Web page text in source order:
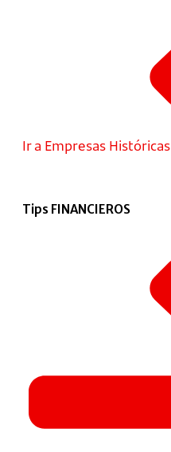
Ir a Empresas Históricas
Tips FINANCIEROS